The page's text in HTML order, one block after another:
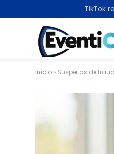
Início » Suspeitas de